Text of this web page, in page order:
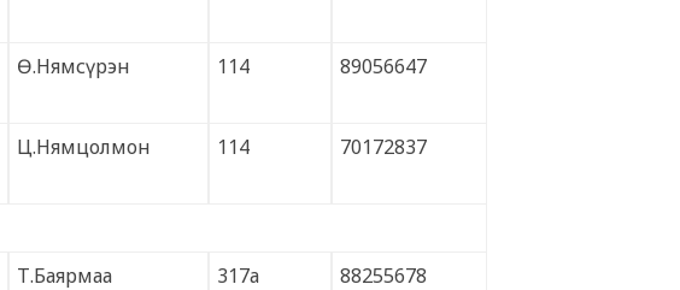
Ө.Нямсүрэн 114 89056647
Ц.Нямцолмон 114 70172837
Т.Баярмаа 317а 88255678